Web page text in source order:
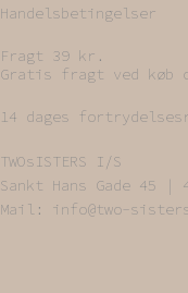
Handelsbetingelser
Fragt 39 kr.
Gratis fragt ved køb
14 dages
TWOsISTERS I/S
Sankt Hans Gade 45 |
Mail: info@two-